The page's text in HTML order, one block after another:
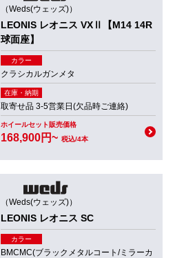
（Weds(ウェッズ)）
LEONIS レオニス VXⅡ【M14 14R
球面座】
カラー
クラシカルガンメタ
在庫・納期
取寄せ品 3-5営業日(欠品時ご連絡)
ホイールセット販売価格
168,900円~ 税込/4本
（Weds(ウェッズ)）
LEONIS レオニス SC
カラー
BMCMC(ブラックメタルコート/ミラーカ